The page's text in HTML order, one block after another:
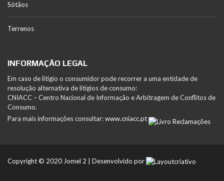
Sótãos
Terrenos
INFORMAÇÃO LEGAL
Em caso de litígio o consumidor pode recorrer a uma entidade de
resolução alternativa de litígios de consumo:
CNIACC – Centro Nacional de Informação e Arbitragem de Conflitos de
Consumo.
Para mais informações consultar:www.cniacc.pt
Copyright © 2020 Jomel 2 | Desenvolvido por